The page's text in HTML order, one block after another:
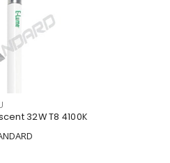
32W T8 4100K